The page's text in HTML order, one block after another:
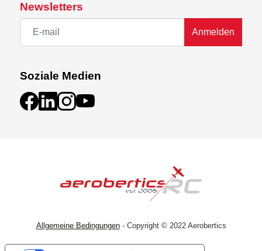
Newsletters
Anmelden
Soziale Medien
Allgemeine Bedingungen - Copyright © 2022 Aerobertics